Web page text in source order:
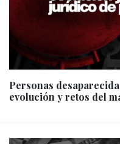
Personas
evolución y retos del